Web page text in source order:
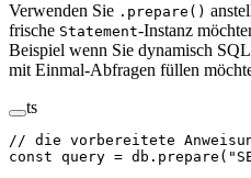
Verwenden Sie .prepare()
frische Statement-Instanz
Beispiel wenn Sie dynamisch
mit Einmal-Abfragen füllen
ts
// die vorbereitete
const query = db. prepare (